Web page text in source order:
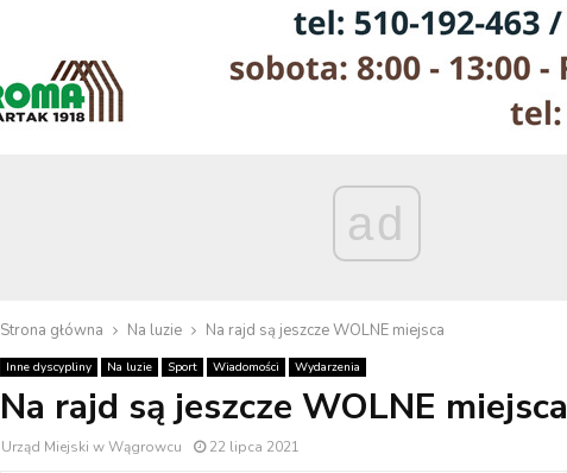
ad
Strona główna Na luzie Na rajd są jeszcze WOLNE miejsca
Inne dyscypliny Na luzie Sport Wiadomości Wydarzenia
Na rajd są jeszcze WOLNE miejsca
Urząd Miejski w Wągrowcu 22 lipca 2021